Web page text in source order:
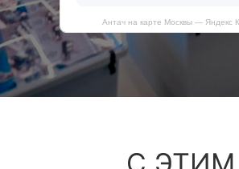
Антач на карте Москвы — Яндекс